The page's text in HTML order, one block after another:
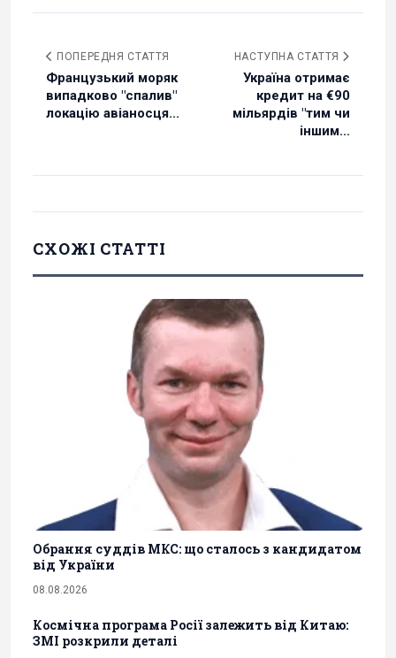
ПОПЕРЕДНЯ СТАТТЯ
Французький моряк
випадково "спалив"
локацію авіаносця...
НАСТУПНА СТАТТЯ
Україна отримає
кредит на €90
мільярдів "тим чи
іншим...
СХОЖІ СТАТТІ
Обрання суддів МКС: що сталось з кандидатом
від України
08.08.2026
Космічна програма Росії залежить від Китаю:
ЗМІ розкрили деталі